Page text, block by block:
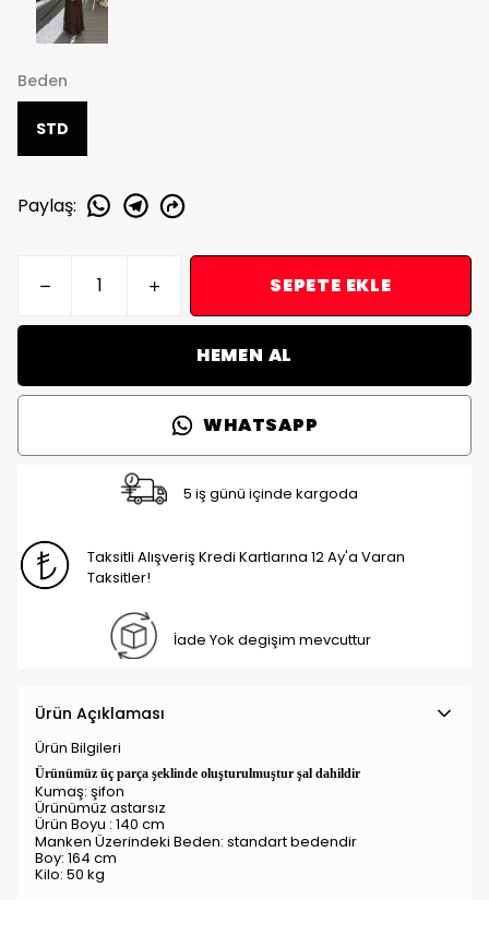
Beden
STD
Paylaş:
SEPETE EKLE
HEMEN AL
WHATSAPP
5 iş günü içinde kargoda
Taksitli Alışveriş Kredi Kartlarına 12 Ay'a Varan
Taksitler!
İade Yok degişim mevcuttur
Ürün Açıklaması
Ürün Bilgileri
Ürünümüz üç parça şeklinde oluşturulmuştur şal dahildir
Kumaş: şifon
Ürünümüz astarsız
Ürün Boyu : 140 cm
Manken Üzerindeki Beden: standartbedendir
Boy: 164 cm
Kilo: 50 kg